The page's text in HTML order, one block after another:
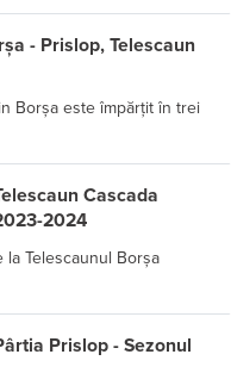
- Prislop, Telescaun
Borșa este împărțit în trei
Cascada
2024
Telescaunul Borșa
Prislop - Sezonul